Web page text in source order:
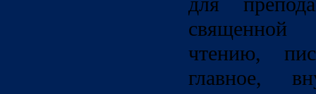
священной
чтению,
главное,